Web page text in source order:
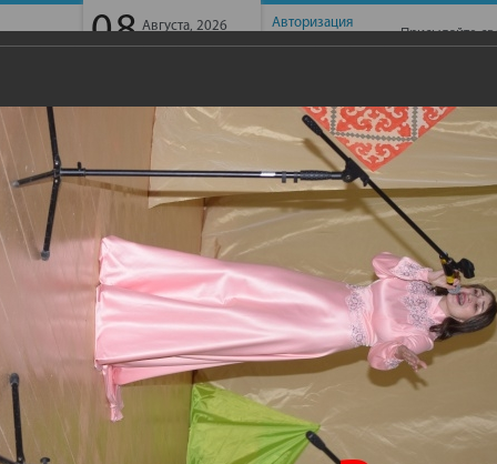
08Августа, 2026
Суббота
Авторизация
Регистрация
Присылайте
-ТВ ИНТЕРВЬЮ ФОТОГАЛЕРЕЯ